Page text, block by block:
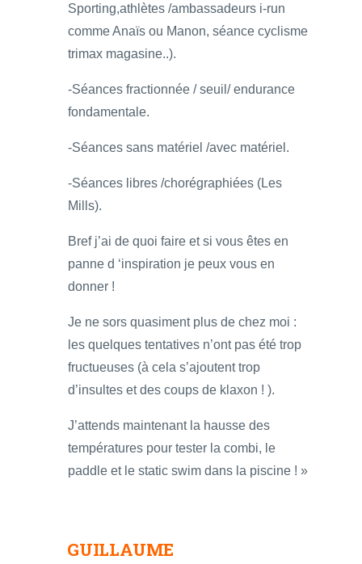
Sporting,athlètes /ambassadeurs i-run
comme Anaïs ou Manon, séance cyclisme
trimax magasine..).
-Séances fractionnée / seuil/ endurance
fondamentale.
-Séances sans matériel /avec matériel.
-Séances libres /chorégraphiées (Les
Mills).
Bref j’ai de quoi faire et si vous êtes en
panne d ‘inspiration je peux vous en
donner !
Je ne sors quasiment plus de chez moi :
les quelques tentatives n’ont pas été trop
fructueuses (à cela s’ajoutent trop
d’insultes et des coups de klaxon ! ).
J’attends maintenant la hausse des
températures pour tester la combi, le
paddle et le static swim dans la piscine ! »
GUILLAUME